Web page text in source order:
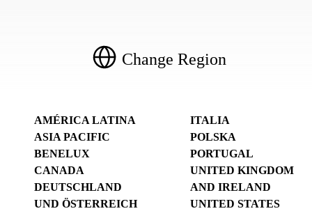
Change Region
AMÉRICA LATINA
ASIA PACIFIC
BENELUX
CANADA
DEUTSCHLAND
UND ÖSTERREICH
ITALIA
POLSKA
PORTUGAL
UNITED KINGDOM
AND IRELAND
UNITED STATES